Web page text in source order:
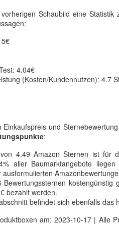
Schaubild eine Statistik
4.04€
(Kosten/Kundennutzen): 4.7
Einkaufspreis und
:
von 4.49 Amazon Sternen ist
aller Baumarktangebote
bezahlt werden.
befindet sich ebenfalls
am: 2023-10-17 | Alle